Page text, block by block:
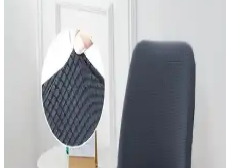
Bu makalede, Nurlan ve Riselerhome likrali sandalye kılıflarının
malzeme, kullanım kolaylığı ve dayanıklılık açısından detaylı
Faiend Tuğla Desen Sandalye Kılıfı ve Özmakan
Yüksek Kaliteli Sandalye Kılıfı Karşılaştırması
İki popüler sandalye kılıfını detaylı karşılaştırıyoruz. Kalite, esneklik
ve kullanıcı deneyimleriyle ilgili önemli bilgiler içerir, ev
dekorasyonuna uygun en iyi seçimi yapmanıza yardımcı olur.
Riselerhome Nurlan ve Özmakan Sandalye Kılıfı
Karşılaştırması: Özellikler ve Kullanıcı Yorumları
İki sandalye kılıfı ürününün özellikleri, dayanıklılığı ve kullanıcı
yorumları detaylı şekilde karşılaştırıldı. Estetik, uyum ve kullanım
kolaylığı açısından önemli bilgiler içeriyor.